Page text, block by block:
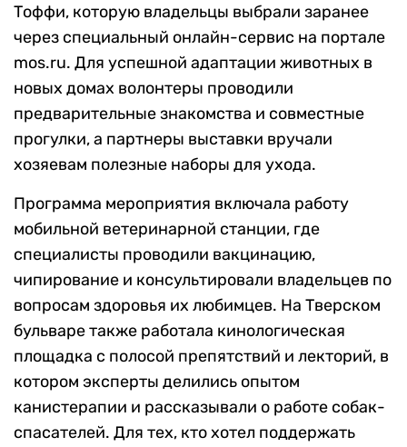
Тоффи, которую владельцы выбрали заранее
через специальный онлайн-сервис на портале
mos.ru. Для успешной адаптации животных в
новых домах волонтеры проводили
предварительные знакомства и совместные
прогулки, а партнеры выставки вручали
хозяевам полезные наборы для ухода.
Программа мероприятия включала работу
мобильной ветеринарной станции, где
специалисты проводили вакцинацию,
чипирование и консультировали владельцев по
вопросам здоровья их любимцев. На Тверском
бульваре также работала кинологическая
площадка с полосой препятствий и лекторий, в
котором эксперты делились опытом
канистерапии и рассказывали о работе собак-
спасателей. Для тех, кто хотел поддержать